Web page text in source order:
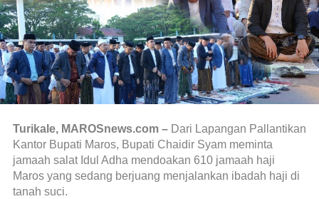
Turikale, MAROSnews.com – Dari Lapangan Pallantikan
Kantor Bupati Maros, Bupati Chaidir Syam meminta
jamaah salat Idul Adha mendoakan 610 jamaah haji
Maros yang sedang berjuang menjalankan ibadah haji di
tanah suci.